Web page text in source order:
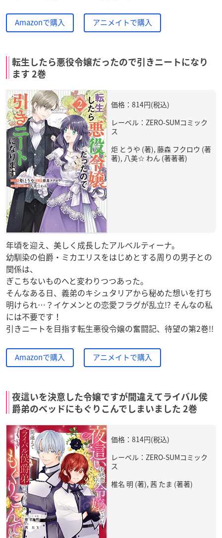
Amazonで購入 アニメイトで購入
転生したら悪役令嬢だったので引きニートになり
ます 2巻
価格：814円(税込)
レーベル：ZERO-SUMコミック
ス
炬 とうや (著), 藤森 フクロウ (著
著), 八美☆ わん (著著著)
年頃を迎え、美しく成長したアルベルティーナ。
幼馴染の伯爵・ミカエリスをはじめとする周りの男子との
関係は、
ぎこちないものへと変わりつつあった。
そんなある日、義弟のキシュタリアから秘めた想いを打ち
明けられ…？イケメンとの恋愛フラグが乱立!? そんなの私
には不要です！
引きニートを目指す転生悪役令嬢の奮闘記、待望の第2巻!!
Amazonで購入 アニメイトで購入
夜這いを決意した令嬢ですが間違えてライバル侯
爵弟のベッドにもぐりこんでしまいました 2巻
価格：814円(税込)
レーベル：ZERO-SUMコミック
ス
椎名 明 (著), 茜 たま (著著)